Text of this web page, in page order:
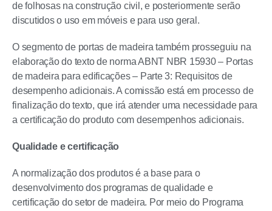
de folhosas na construção civil, e posteriormente serão
discutidos o uso em móveis e para uso geral.
O segmento de portas de madeira também prosseguiu na
elaboração do texto de norma ABNT NBR 15930 – Portas
de madeira para edificações – Parte 3: Requisitos de
desempenho adicionais. A comissão está em processo de
finalização do texto, que irá atender uma necessidade para
a certificação do produto com desempenhos adicionais.
Qualidade e certificação
A normalização dos produtos é a base para o
desenvolvimento dos programas de qualidade e
certificação do setor de madeira. Por meio do Programa